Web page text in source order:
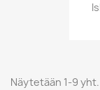
Näytetään 1-9